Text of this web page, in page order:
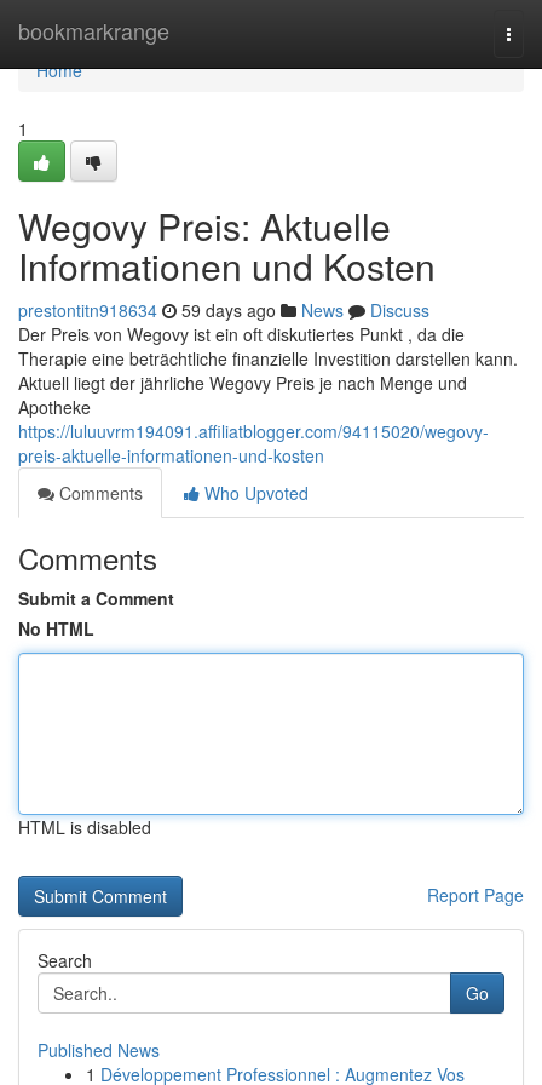
bookmarkrange
Home
Home
1
Wegovy Preis: Aktuelle
Informationen und Kosten
prestontitn918634 59 days ago News
Discuss
Der Preis von Wegovy ist ein oft diskutiertes Punkt , da die
Therapie eine beträchtliche finanzielle Investition darstellen kann.
Aktuell liegt der jährliche Wegovy Preis je nach Menge und
Apotheke
https://luluuvrm194091.affiliatblogger.com/94115020/wegovy-
preis-aktuelle-informationen-und-kosten
Comments
Who Upvoted
Comments
Submit a Comment
No HTML
HTML is disabled
Report Page
Search
Go
Published News
1 Développement Professionnel : Augmentez Vos